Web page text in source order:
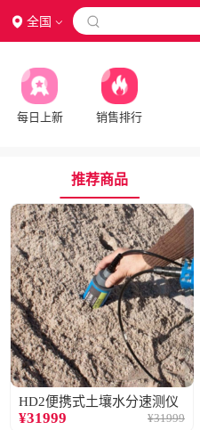
全国 
每日上新 销售排行
推荐商品
HD2便携式土壤水分速测仪
¥31999 ¥31999